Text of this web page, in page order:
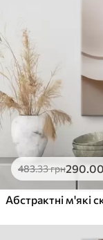
483.33грн290 .00